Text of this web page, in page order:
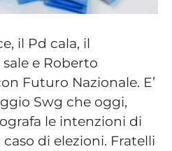
il Pd cala, il
e Roberto
Futuro Nazionale. E’
Swg che oggi,
le intenzioni di
di elezioni. Fratelli